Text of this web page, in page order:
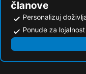
članove
Personalizuj
Ponude za